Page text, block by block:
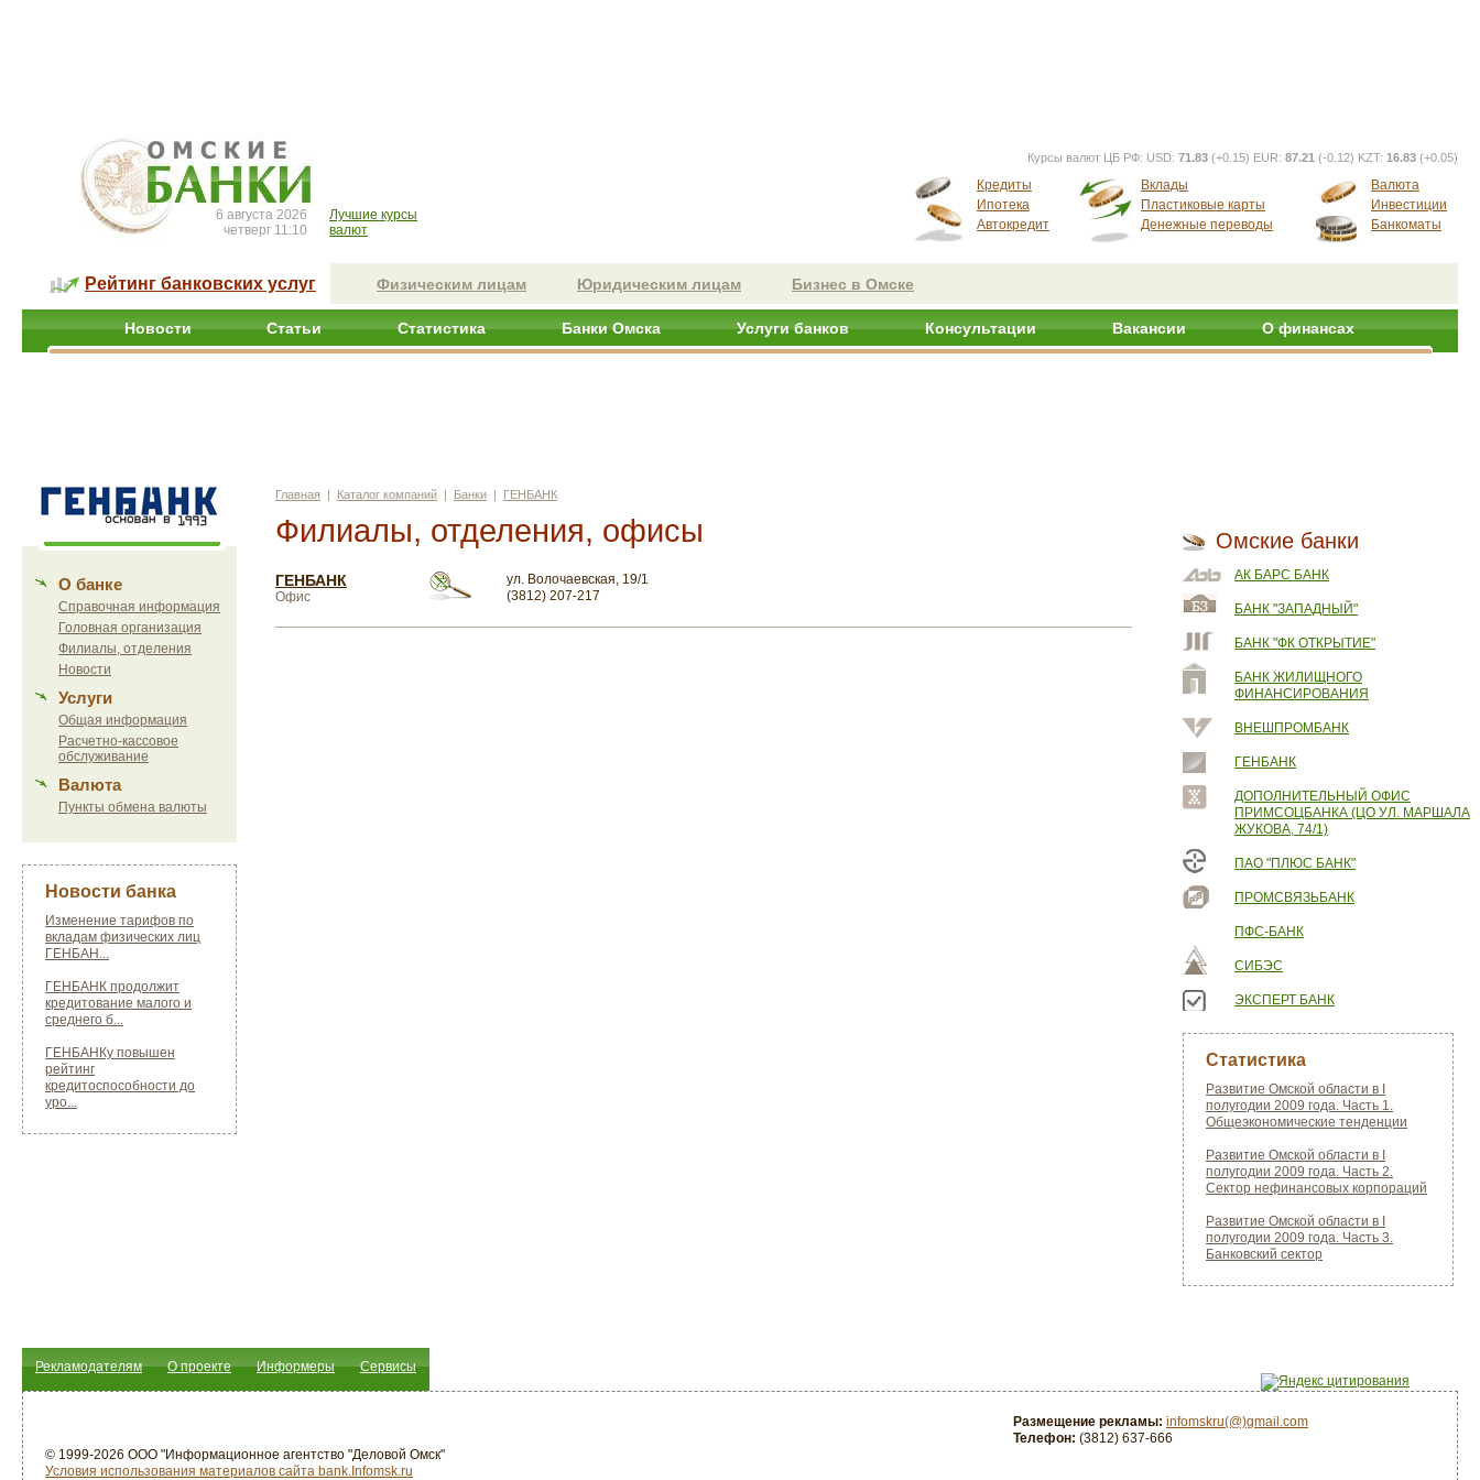
6 августа 2026
четверг 11:10
Лучшие курсы
валют
Курсы валют ЦБ РФ: USD: 71.83 (+0.15) EUR: 87.21 (-0.12) KZT: 16.83 (+0.05)
Кредиты
Ипотека
Автокредит
Вклады
Пластиковые карты
Денежные переводы
Валюта
Инвестиции
Банкоматы
Рейтинг банковских услуг Физическим лицам Юридическим лицам Бизнес в Омске
Новости Статьи Статистика Банки Омска Услуги банков Консультации Вакансии О финансах
О банке
Справочная информация
Головная организация
Филиалы, отделения
Новости
Услуги
Общая информация
Расчетно-кассовое
обслуживание
Валюта
Пункты обмена валюты
Новости банка
Изменение тарифов по
вкладам физических лиц
ГЕНБАН...
ГЕНБАНК продолжит
кредитование малого и
среднего б...
ГЕНБАНКу повышен
рейтинг
кредитоспособности до
уро...
Главная | Каталог компаний | Банки | ГЕНБАНК
Филиалы, отделения, офисы
ГЕНБАНК
Офис
ул. Волочаевская, 19/1
(3812) 207-217
Омские банки
АК БАРС БАНК
БАНК "ЗАПАДНЫЙ"
БАНК "ФК ОТКРЫТИЕ"
БАНК ЖИЛИЩНОГО
ФИНАНСИРОВАНИЯ
ВНЕШПРОМБАНК
ГЕНБАНК
ДОПОЛНИТЕЛЬНЫЙ ОФИС
ПРИМСОЦБАНКА (ЦО УЛ. МАРШАЛА
ЖУКОВА, 74/1)
ПАО "ПЛЮС БАНК"
ПРОМСВЯЗЬБАНК
ПФС-БАНК
СИБЭС
ЭКСПЕРТ БАНК
Статистика
Развитие Омской области в I
полугодии 2009 года. Часть 1.
Общеэкономические тенденции
Развитие Омской области в I
полугодии 2009 года. Часть 2.
Сектор нефинансовых корпораций
Развитие Омской области в I
полугодии 2009 года. Часть 3.
Банковский сектор
Рекламодателям О проекте Информеры Сервисы
© 1999-2026 ООО "Информационное агентство "Деловой Омск"
Условия использования материалов сайта bank.Infomsk.ru
Размещение рекламы: infomskru(@)gmail.com
Телефон: (3812) 637-666